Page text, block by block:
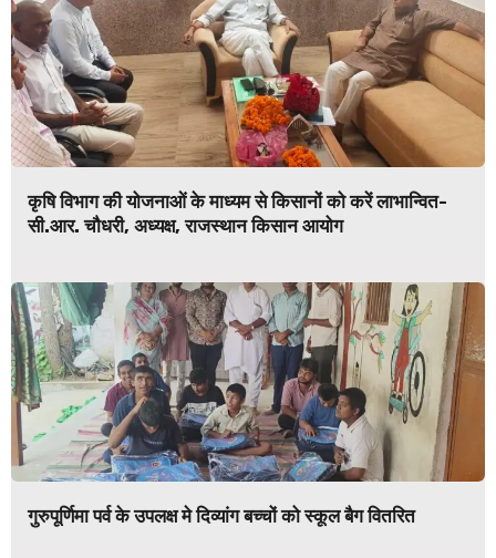
कृषि विभाग की योजनाओं के माध्यम से किसानों को करें लाभान्वित-
सी.आर. चौधरी, अध्यक्ष, राजस्थान किसान आयोग
गुरुपूर्णिमा पर्व के उपलक्ष मे दिव्यांग बच्चों को स्कूल बैग वितरित